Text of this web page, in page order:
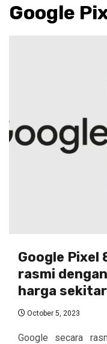
Google
Google Pixel
rasmi
harga
October 5, 2023
Google secara